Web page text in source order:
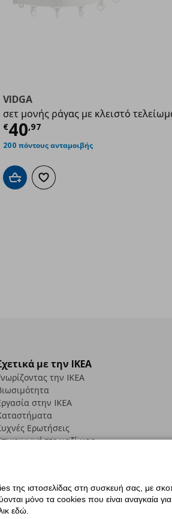
VIDGA
σετ μονής ράγας με κλειστό
€40,97
Τρέχουσα τιμή
200 πόντους ανταμοιβής
Προσθήκη στο καλάθι
Προσθήκη στα αγαπημένα
με την IKEA
την IKEA
στην IKEA
Ερωτήσεις
μαζί μας
Γενική
ιστοσελίδας στη συσκευή σας, με
μόνο τα cookies που είναι αναγκαία για
εδώ.